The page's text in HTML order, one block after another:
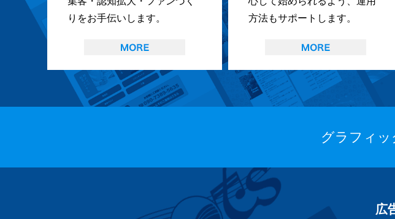
りをお手伝いします。
方法もサポートします。
グラフィ
広